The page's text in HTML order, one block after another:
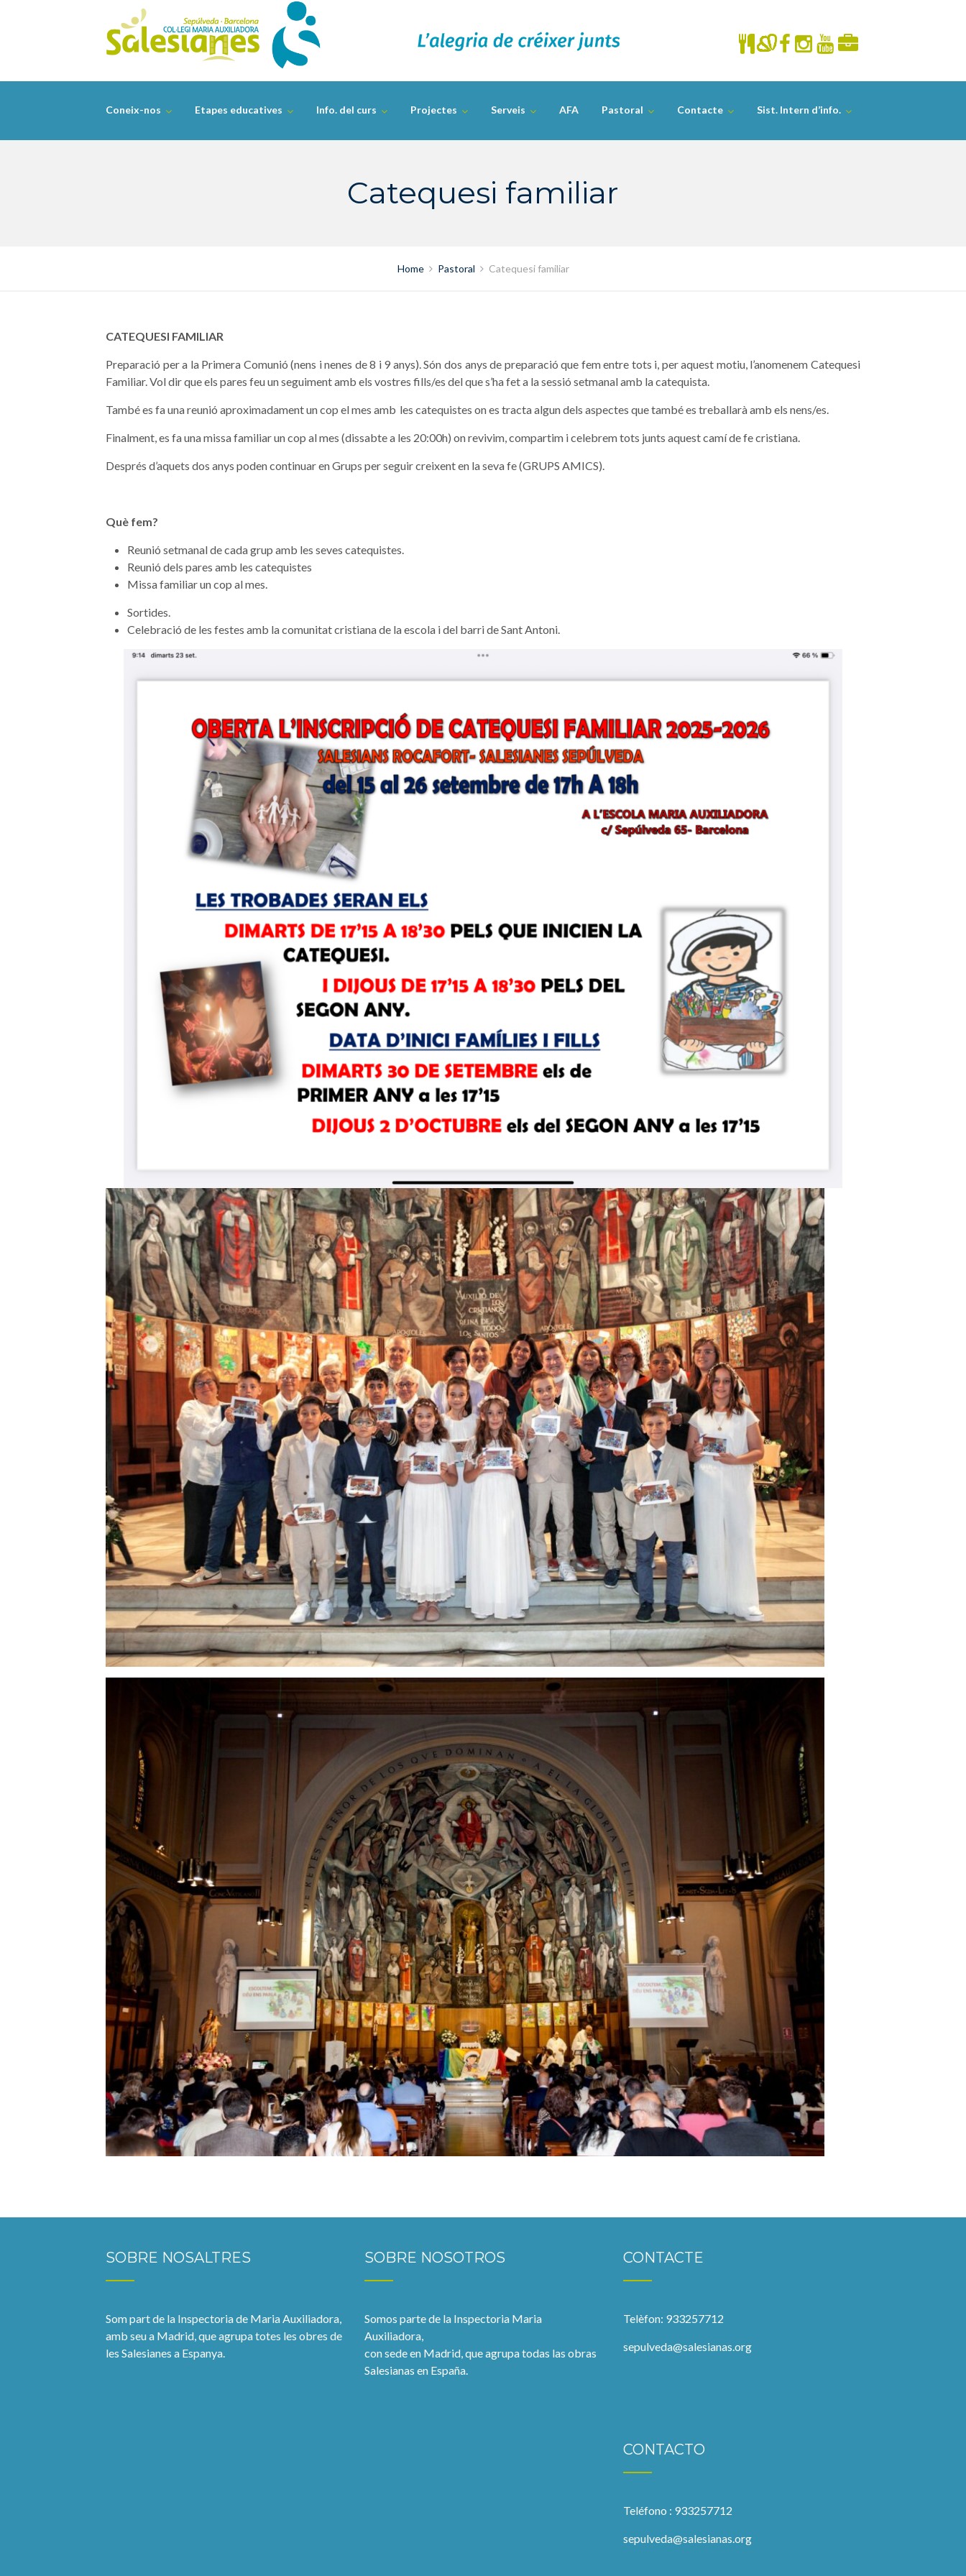
Coneix-nos Etapes educatives Info. del curs Projectes Serveis AFA Pastoral Contacte Sist. Intern d’info.
Catequesi familiar
Home Pastoral Catequesi familiar
CATEQUESI FAMILIAR
Preparació per a la Primera Comunió (nens i nenes de 8 i 9 anys). Són dos anys de preparació que fem entre tots i, per aquest motiu, l’anomenem Catequesi
Familiar. Vol dir que els pares feu un seguiment amb els vostres fills/es del que s’ha fet a la sessió setmanal amb la catequista.
També es fa una reunió aproximadament un cop el mes amb les catequistes on es tracta algun dels aspectes que també es treballarà amb els nens/es.
Finalment, es fa una missa familiar un cop al mes (dissabte a les 20:00h) on revivim, compartim i celebrem tots junts aquest camí de fe cristiana.
Després d’aquets dos anys poden continuar en Grups per seguir creixent en la seva fe (GRUPS AMICS).
Què fem?
Reunió setmanal de cada grup amb les seves catequistes.
Reunió dels pares amb les catequistes
Missa familiar un cop al mes.
Sortides.
Celebració de les festes amb la comunitat cristiana de la escola i del barri de Sant Antoni.
SOBRE NOSALTRES
Som part de la Inspectoria de Maria Auxiliadora,
amb seu a Madrid, que agrupa totes les obres de
les Salesianes a Espanya.
SOBRE NOSOTROS
Somos parte de la Inspectoria Maria
Auxiliadora,
con sede en Madrid, que agrupa todas las obras
Salesianas en España.
CONTACTE
Telèfon: 933257712
sepulveda@salesianas.org
CONTACTO
Teléfono : 933257712
sepulveda@salesianas.org